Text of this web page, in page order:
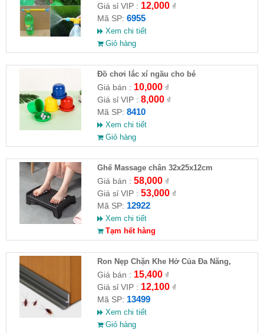
Giá sỉ VIP : 12,000₫
Mã SP: 6955
Xem chi tiết
Giỏ hàng
Đồ chơi lắc xí ngầu cho bé
Giá bán : 10,000₫
Giá sỉ VIP : 8,000₫
Mã SP: 8410
Xem chi tiết
Giỏ hàng
Ghế Massage chân 32x25x12cm
Giá bán : 58,000₫
Giá sỉ VIP : 53,000₫
Mã SP: 12922
Xem chi tiết
Tạm hết hàng
Ron Nẹp Chặn Khe Hở Của Đa Năng,
Chống Côn Trùng( HĐ )
Giá bán : 15,400₫
Giá sỉ VIP : 12,100₫
Mã SP: 13499
Xem chi tiết
Giỏ hàng